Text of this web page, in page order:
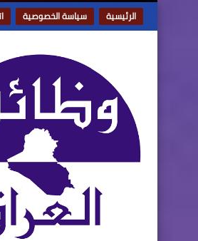
الرئيسية سياسة الخصوصية